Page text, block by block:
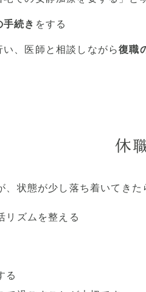
手続き をする
い、医師と相談しながら復職
休
状態が少し落ち着いてきた
リズムを整える
る